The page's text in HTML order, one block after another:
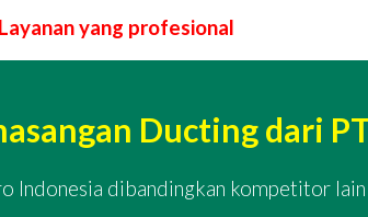
Layanan yang profesional
Ducting dari
Indonesia dibandingkan kompetitor